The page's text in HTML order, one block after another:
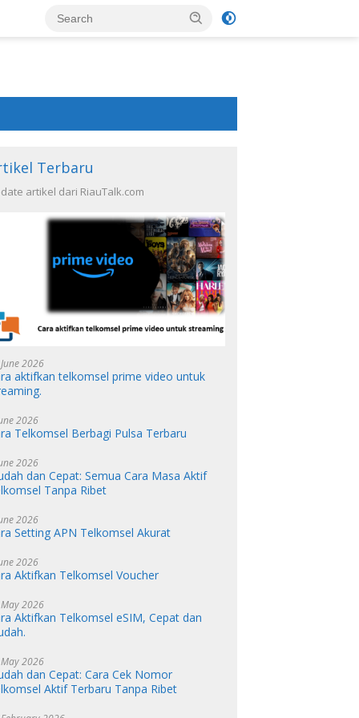
Terbaru
artikel dari RiauTalk.com
2026
aktifkan telkomsel prime video untuk
2026
Telkomsel Berbagi Pulsa Terbaru
2026
dan Cepat: Semua Cara Masa Aktif
Tanpa Ribet
2026
Setting APN Telkomsel Akurat
2026
Aktifkan Telkomsel Voucher
2026
Aktifkan Telkomsel eSIM, Cepat dan
2026
dan Cepat: Cara Cek Nomor
Aktif Terbaru Tanpa Ribet